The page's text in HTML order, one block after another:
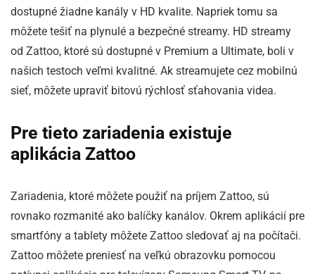
dostupné žiadne kanály v HD kvalite. Napriek tomu sa
môžete tešiť na plynulé a bezpečné streamy. HD streamy
od Zattoo, ktoré sú dostupné v Premium a Ultimate, boli v
našich testoch veľmi kvalitné. Ak streamujete cez mobilnú
sieť, môžete upraviť bitovú rýchlosť sťahovania videa.
Pre tieto zariadenia existuje
aplikácia Zattoo
Zariadenia, ktoré môžete použiť na príjem Zattoo, sú
rovnako rozmanité ako balíčky kanálov. Okrem aplikácií pre
smartfóny a tablety môžete Zattoo sledovať aj na počítači.
Zattoo môžete preniesť na veľkú obrazovku pomocou